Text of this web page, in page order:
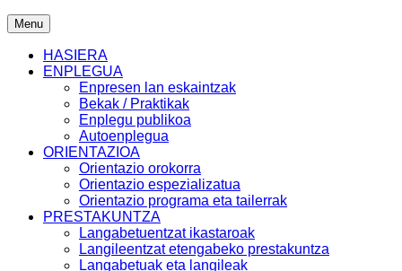
Menu
HASIERA
ENPLEGUA
Enpresen lan eskaintzak
Bekak / Praktikak
Enplegu publikoa
Autoenplegua
ORIENTAZIOA
Orientazio orokorra
Orientazio espezializatua
Orientazio programa eta tailerrak
PRESTAKUNTZA
Langabetuentzat ikastaroak
Langileentzat etengabeko prestakuntza
Langabetuak eta langileak